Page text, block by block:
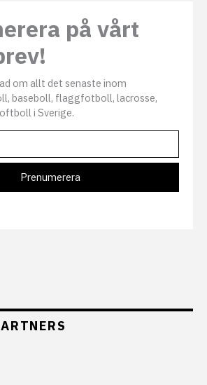
på vårt
om allt det senaste inom
baseboll, flaggfotboll, lacrosse,
i Sverige.